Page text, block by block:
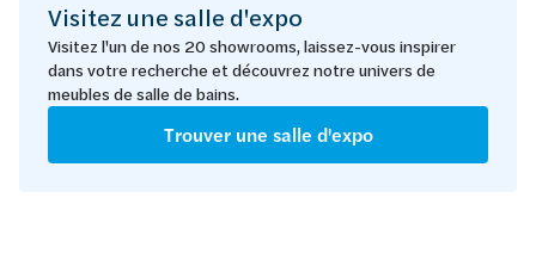
Visitez une salle d'expo
Visitez l'un de nos 20 showrooms, laissez-vous inspirer
dans votre recherche et découvrez notre univers de
meubles de salle de bains.
Trouver une salle d'expo